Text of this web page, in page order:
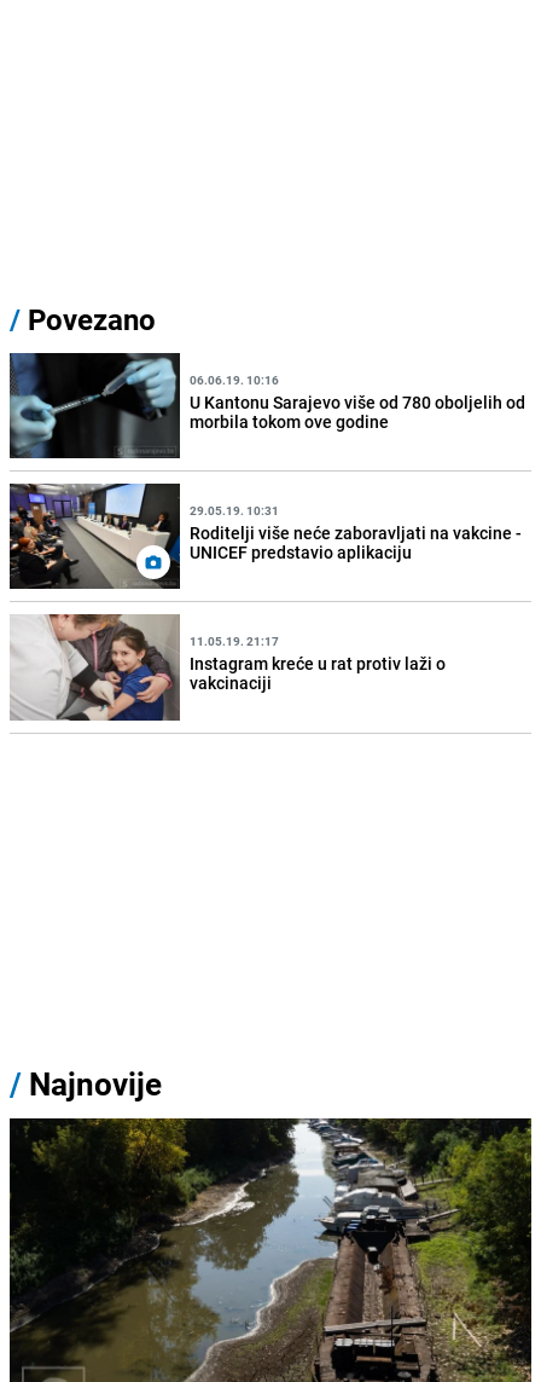
/ Povezano
06.06.19. 10:16
U Kantonu Sarajevo više od 780 oboljelih od
morbila tokom ove godine
29.05.19. 10:31
Roditelji više neće zaboravljati na vakcine -
UNICEF predstavio aplikaciju
11.05.19. 21:17
Instagram kreće u rat protiv laži o
vakcinaciji
/ Najnovije